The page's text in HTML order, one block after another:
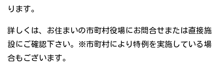
ります。
詳しくは、お住まいの市町村役場にお問合せまたは直接施
設にご確認下さい。※市町村により特例を実施している場
合もございます。